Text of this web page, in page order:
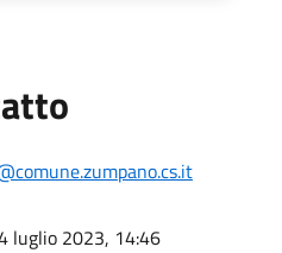
luglio 2023, 14:46